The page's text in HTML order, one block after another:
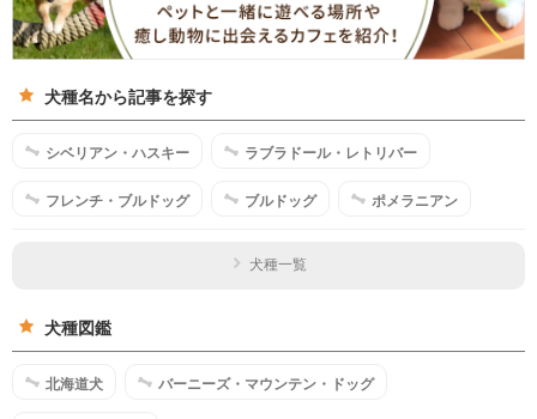
犬種名から記事を探す
シベリアン・ハスキー ラブラドール・レトリバー
フレンチ・ブルドッグ ブルドッグ ポメラニアン
犬種一覧
犬種図鑑
北海道犬 バーニーズ・マウンテン・ドッグ